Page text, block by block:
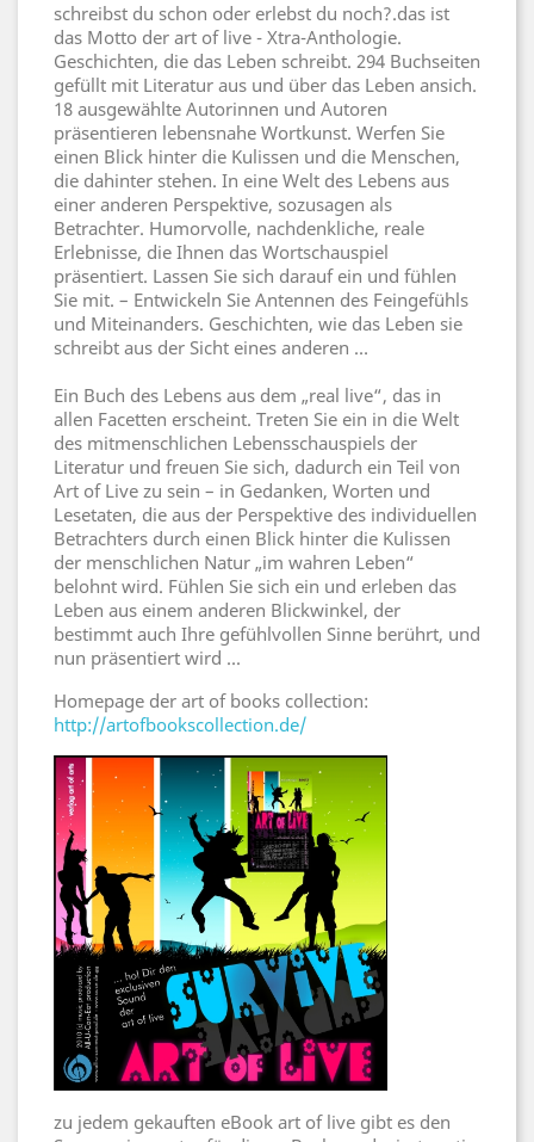
schreibst du schon oder erlebst du noch?.das ist
das Motto der art of live - Xtra-Anthologie.
Geschichten, die das Leben schreibt. 294 Buchseiten
gefüllt mit Literatur aus und über das Leben ansich.
18 ausgewählte Autorinnen und Autoren
präsentieren lebensnahe Wortkunst. Werfen Sie
einen Blick hinter die Kulissen und die Menschen,
die dahinter stehen. In eine Welt des Lebens aus
einer anderen Perspektive, sozusagen als
Betrachter. Humorvolle, nachdenkliche, reale
Erlebnisse, die Ihnen das Wortschauspiel
präsentiert. Lassen Sie sich darauf ein und fühlen
Sie mit. – Entwickeln Sie Antennen des Feingefühls
und Miteinanders. Geschichten, wie das Leben sie
schreibt aus der Sicht eines anderen …
Ein Buch des Lebens aus dem „real live“, das in
allen Facetten erscheint. Treten Sie ein in die Welt
des mitmenschlichen Lebensschauspiels der
Literatur und freuen Sie sich, dadurch ein Teil von
Art of Live zu sein – in Gedanken, Worten und
Lesetaten, die aus der Perspektive des individuellen
Betrachters durch einen Blick hinter die Kulissen
der menschlichen Natur „im wahren Leben“
belohnt wird. Fühlen Sie sich ein und erleben das
Leben aus einem anderen Blickwinkel, der
bestimmt auch Ihre gefühlvollen Sinne berührt, und
nun präsentiert wird ...
Homepage der art of books collection:
http://artofbookscollection.de/
zu jedem gekauften eBook art of live gibt es den